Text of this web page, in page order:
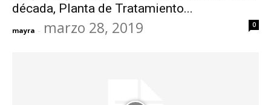
década, Planta de Tratamiento...
mayra - marzo 28, 2019 0